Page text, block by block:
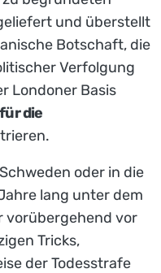
und überstellt
Botschaft, die
Verfolgung
Londoner Basis
die
oder in die
lang unter dem
vorübergehend vor
Tricks,
der Todesstrafe